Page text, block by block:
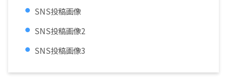
SNS投稿画像
SNS投稿画像2
SNS投稿画像3